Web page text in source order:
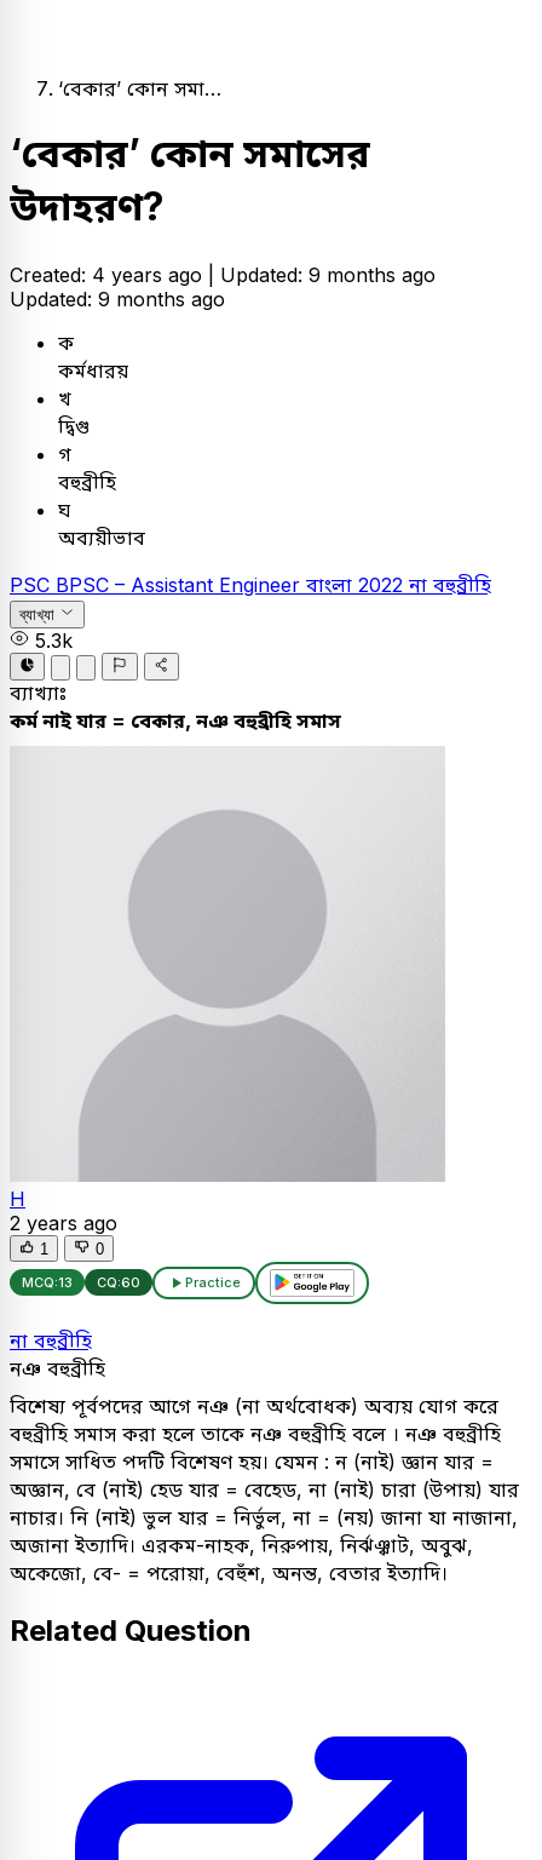
‘বেকার’ কোন সমা…
‘বেকার’ কোন সমাসের
উদাহরণ?
Created: 4 years ago | Updated: 9 months ago
Updated: 9 months ago
ক
কর্মধারয়
খ
দ্বিগু
গ
বহুব্রীহি
ঘ
অব্যয়ীভাব
PSC BPSC – Assistant Engineer বাংলা 2022 না বহুব্রীহি
ব্যাখ্যা
5.3k
ব্যাখ্যাঃ
কর্ম নাই যার = বেকার, নঞ বহুব্রীহি সমাস
H
2 years ago
1 0
MCQ:13 CQ:60 Practice
না বহুব্রীহি
নঞ বহুব্রীহি
বিশেষ্য পূর্বপদের আগে নঞ (না অর্থবোধক) অব্যয় যোগ করে
বহুব্রীহি সমাস করা হলে তাকে নঞ বহুব্রীহি বলে । নঞ বহুব্রীহি
সমাসে সাধিত পদটি বিশেষণ হয়। যেমন : ন (নাই) জ্ঞান যার =
অজ্ঞান, বে (নাই) হেড যার = বেহেড, না (নাই) চারা (উপায়) যার
নাচার। নি (নাই) ভুল যার = নির্ভুল, না = (নয়) জানা যা নাজানা,
অজানা ইত্যাদি। এরকম-নাহক, নিরুপায়, নির্ঝঞ্ঝাট, অবুঝ,
অকেজো, বে- = পরোয়া, বেহুঁশ, অনন্ত, বেতার ইত্যাদি।
Related Question